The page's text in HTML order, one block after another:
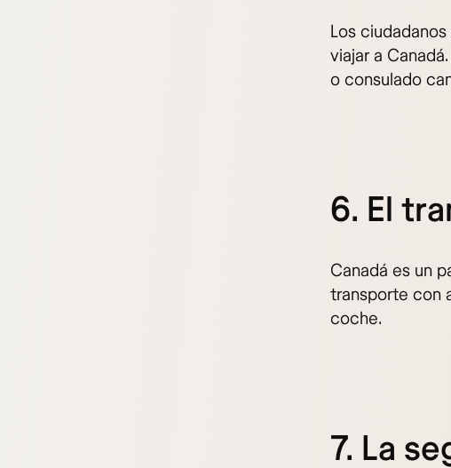
Los
viajar a
o consulado
6. El
Canadá es un
transporte con
coche.
7. La